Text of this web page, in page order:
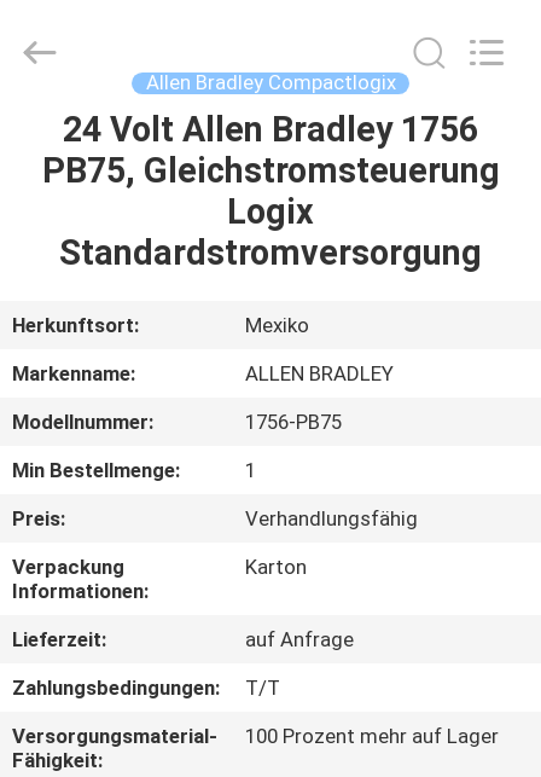
HAUSE
PRODUKTE
ÜBER
UNS
WERKSBESICHTIGUNG
QUALITÄTSKONTROLLE
KONTAKT
MIT
UNS
NEUIGKEITEN
Allen Bradley Compactlogix
24 Volt Allen Bradley 1756
PB75, Gleichstromsteuerung
Logix
Standardstromversorgung
Herkunftsort:
Mexiko
Markenname:
ALLEN BRADLEY
Modellnummer:
1756-PB75
Min Bestellmenge:
1
Preis:
Verhandlungsfähig
Verpackung
Informationen:
Karton
Lieferzeit:
auf Anfrage
Zahlungsbedingungen:
T/T
Versorgungsmaterial-
Fähigkeit:
100 Prozent mehr auf Lager